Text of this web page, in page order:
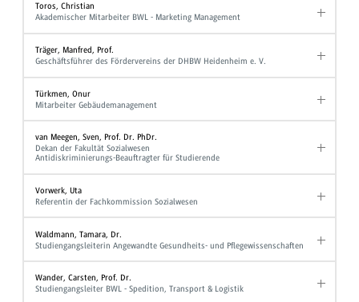
Toros, Christian
Akademischer Mitarbeiter BWL - Marketing Management
Träger, Manfred, Prof.
Geschäftsführer des Fördervereins der DHBW Heidenheim e. V.
Türkmen, Onur
Mitarbeiter Gebäudemanagement
van Meegen, Sven, Prof. Dr. PhDr.
Dekan der Fakultät Sozialwesen
Antidiskriminierungs-Beauftragter für Studierende
Vorwerk, Uta
Referentin der Fachkommission Sozialwesen
Waldmann, Tamara, Dr.
Studiengangsleiterin Angewandte Gesundheits- und Pflegewissenschaften
Wander, Carsten, Prof. Dr.
Studiengangsleiter BWL - Spedition, Transport & Logistik